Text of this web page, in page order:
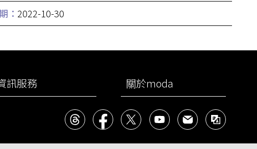
： 2022-10-30
訊服務 關於moda
Threadsfacebook
X YouTube民意信箱雙語